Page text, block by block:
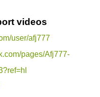
videos
user/afj777
pages/Afj777-